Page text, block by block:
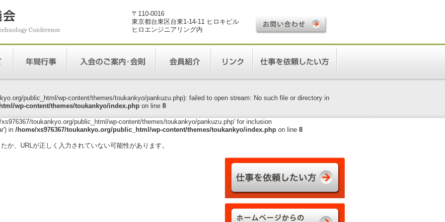
〒110-0016
東京都台東区台東1-14-11 ヒロキビル
ヒロエンジニアリング内
public_html/wp-content/themes/toukankyo/pankuzu.php): failed to open stream: No such file or directory in
wp-content/themes/toukankyo/index.phpon line8
toukankyo.org/public_html/wp-content/themes/toukankyo/pankuzu.php' for inclusion
in /home/xs976367/toukankyo.org/public_html/wp-content/themes/toukankyo/index.phpon line 8
か、URLが正しく入力されていない可能性があります。